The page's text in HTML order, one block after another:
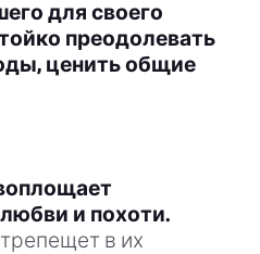
для своего
преодолевать
ценить общие
и похоти.
в их